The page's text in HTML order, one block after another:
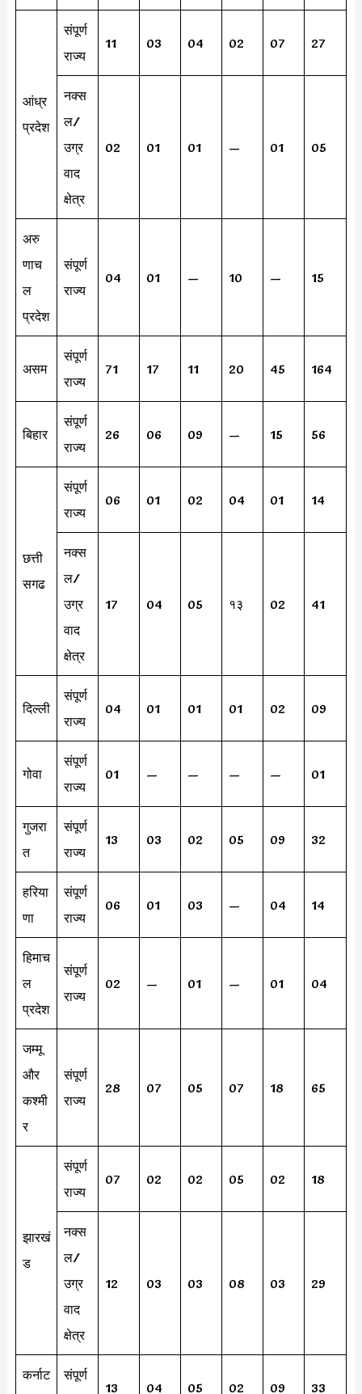
आंध्र
प्रदेश
संपूर्ण
राज्य
11 03 04 02 07 27
नक्स
ल/
उग्र
वाद
क्षेत्र
02 01 01 — 01 05
अरु
णाच
ल
प्रदेश
संपूर्ण
राज्य
04 01 — 10 — 15
असम
संपूर्ण
राज्य
71 17 11 20 45 164
बिहार
संपूर्ण
राज्य
26 06 09 — 15 56
छत्ती
सगढ
संपूर्ण
राज्य
06 01 02 04 01 14
नक्स
ल/
उग्र
वाद
क्षेत्र
17 04 05 १३ 02 41
दिल्ली
संपूर्ण
राज्य
04 01 01 01 02 09
गोवा
संपूर्ण
राज्य
01 — — — — 01
गुजरा
त
संपूर्ण
राज्य
13 03 02 05 09 32
हरिया
णा
संपूर्ण
राज्य
06 01 03 — 04 14
हिमाच
ल
प्रदेश
संपूर्ण
राज्य
02 — 01 — 01 04
जम्मू
और
कश्मी
र
संपूर्ण
राज्य
28 07 05 07 18 65
झारखं
ड
संपूर्ण
राज्य
07 02 02 05 02 18
नक्स
ल/
उग्र
वाद
क्षेत्र
12 03 03 08 03 29
कर्नाट
संपूर्ण
13 04 05 02 09 33